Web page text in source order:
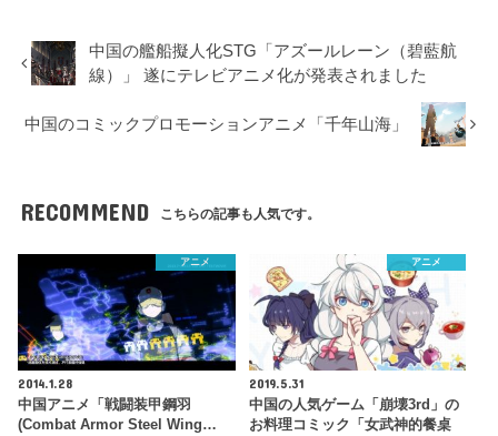
中国の艦船擬人化STG「アズールレーン（碧藍航
線）」 遂にテレビアニメ化が発表されました
中国のコミックプロモーションアニメ「千年山海」
RECOMMEND こちらの記事も人気です。
アニメ
2014.1.28
中国アニメ「戦闘装甲鋼羽
(Combat Armor Steel Wing…
アニメ
2019.5.31
中国の人気ゲーム「崩壊3rd」の
お料理コミック「女武神的餐桌